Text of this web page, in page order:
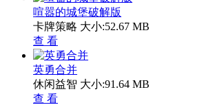
喧嚣的城堡破解版
卡牌策略 大小:52.67 MB
查 看
英勇合并
休闲益智 大小:91.64 MB
查 看